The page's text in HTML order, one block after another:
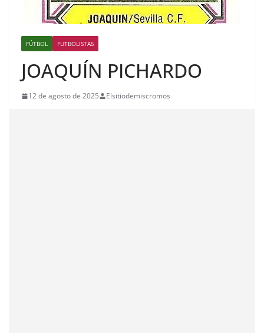
FÚTBOL FUTBOLISTAS
JOAQUÍN PICHARDO
12 de agosto de 2025 Elsitiodemiscromos